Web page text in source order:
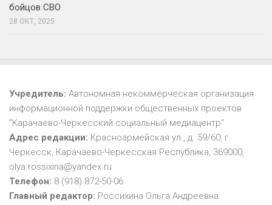
бойцов СВО
28 ОКТ, 2025
Учредитель: Автономная некоммерческая организация
информационной поддержки общественных проектов
"Карачаево-Черкесский социальный медиацентр"
Адрес редакции: Красноармейская ул., д. 59/60, г.
Черкесск, Карачаево-Черкесская Республика, 369000,
olya.rossixina@yandex.ru
Телефон: 8 (918) 872-50-06
Главный редактор: Россихина Ольга Андреевна